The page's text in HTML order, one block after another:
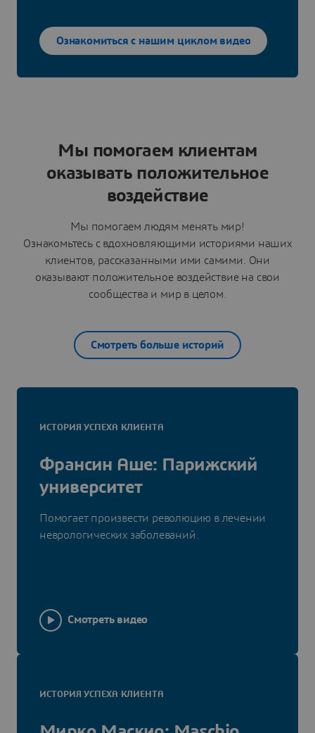
Ознакомиться с нашим циклом видео
Мы помогаем клиентам
оказывать положительное
воздействие
Мы помогаем людям менять мир!
Ознакомьтесь с вдохновляющими историями наших
клиентов, рассказанными ими самими. Они
оказывают положительное воздействие на свои
сообщества и мир в целом.
Смотреть больше историй
ИСТОРИЯ УСПЕХА КЛИЕНТА
Франсин Аше: Парижский
университет
Помогает произвести революцию в лечении
неврологических заболеваний.
Смотреть видео
ИСТОРИЯ УСПЕХА КЛИЕНТА